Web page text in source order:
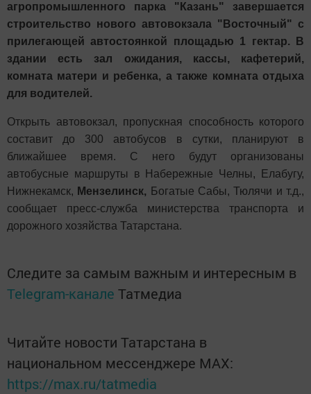
агропромышленного парка "Казань" завершается
строительство нового автовокзала "Восточный" с
прилегающей автостоянкой площадью 1 гектар. В
здании есть зал ожидания, кассы, кафетерий,
комната матери и ребенка, а также комната отдыха
для водителей.
Открыть автовокзал, пропускная способность которого
составит до 300 автобусов в сутки, планируют в
ближайшее время. С него будут организованы
автобусные маршруты в Набережные Челны, Елабугу,
Нижнекамск, Мензелинск, Богатые Сабы, Тюлячи и т.д.,
сообщает пресс-служба министерства транспорта и
дорожного хозяйства Татарстана.
Следите за самым важным и интересным в
Telegram-канале Татмедиа
Читайте новости Татарстана в
национальном мессенджере MАХ:
https://max.ru/tatmedia